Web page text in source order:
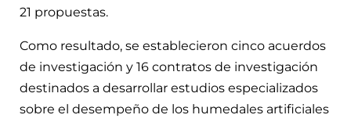
21 propuestas.
Como resultado, se establecieron cinco acuerdos
de investigación y 16 contratos de investigación
destinados a desarrollar estudios especializados
sobre el desempeño de los humedales artificiales